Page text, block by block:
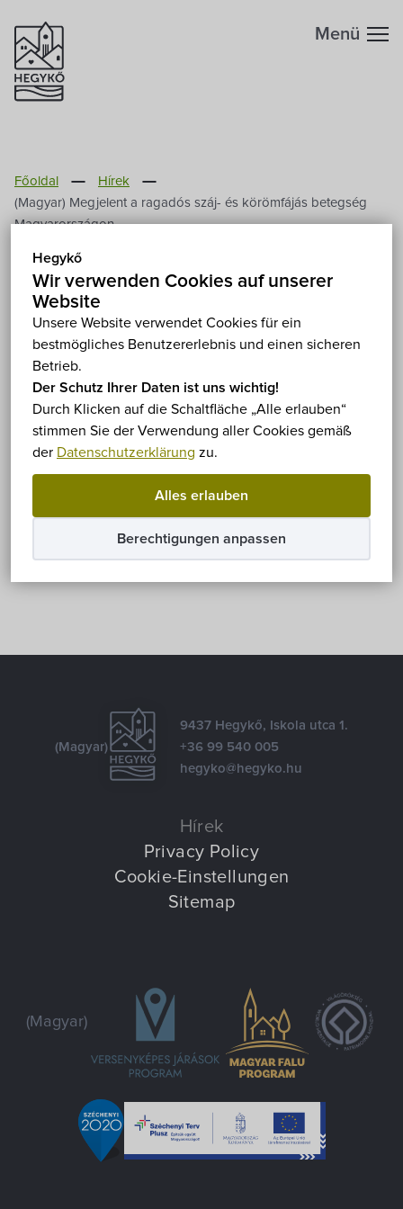
Hegykő
Wir verwenden Cookies auf unserer
Website
Unsere Website verwendet Cookies für ein
bestmögliches Benutzererlebnis und einen sicheren
Betrieb.
Der Schutz Ihrer Daten ist uns wichtig!
Durch Klicken auf die Schaltfläche „Alle erlauben“
stimmen Sie der Verwendung aller Cookies gemäß
der Datenschutzerklärung zu.
Alles erlauben
Berechtigungen anpassen
Menü
Főoldal
Hírek
(Magyar) Megjelent a ragadós száj- és körömfájás betegség
Magyarországon
(Magyar) Megjelent a
ragadós száj- és körömfájás
betegség Magyarországon
2025. März 10.
Leider ist der Eintrag nur auf Magyarverfügbar.
Teilen
(Magyar)
9437 Hegykő, Iskola utca 1.
+36 99 540 005
hegyko@hegyko.hu
Hírek
Privacy Policy
Cookie-Einstellungen
Sitemap
(Magyar)